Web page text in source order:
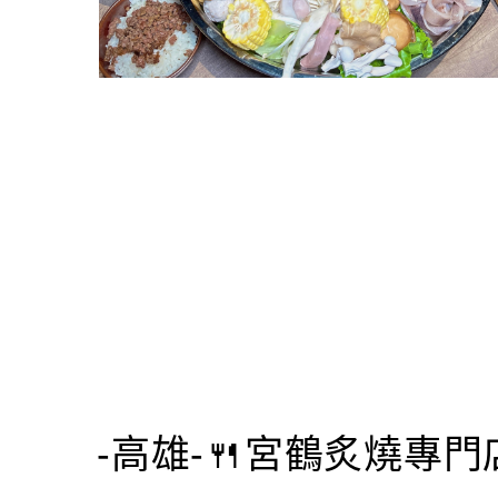
-高雄-🍴宮鶴炙燒專門